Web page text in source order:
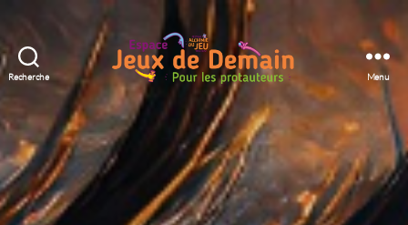
Recherche
Espace
Jeux
de
Demain
Menu